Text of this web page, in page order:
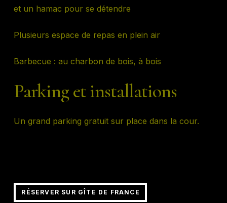
et un hamac pour se détendre
Plusieurs espace de repas en plein air
Barbecue : au charbon de bois, à bois
Parking et installations
Un grand parking gratuit sur place dans la cour.
RÉSERVER SUR GÎTE DE FRANCE
RÉSERVER SUR GÎTE DE FRANCE